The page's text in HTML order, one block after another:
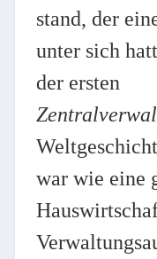
stand, der
unter sich
der ersten
war wie eine